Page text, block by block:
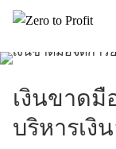
เงินขาดมื
บริหารเงิ